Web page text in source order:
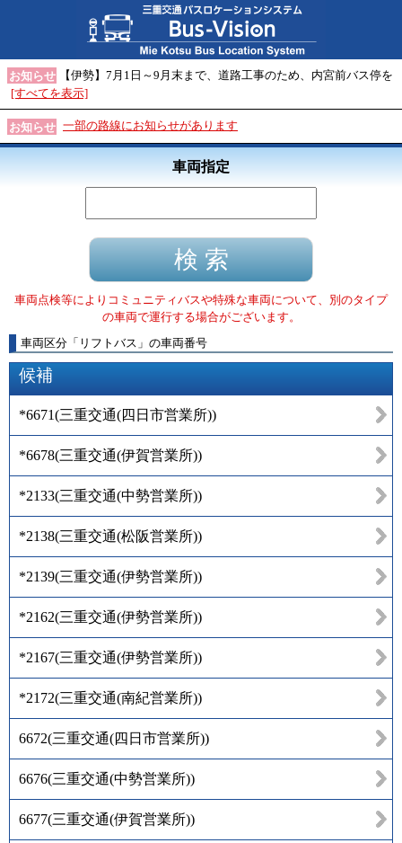
お知らせ
【伊勢】7月1日～9月末まで、道路工事のため、内宮前バス停を
[すべてを表示]
お知らせ 一部の路線にお知らせがあります
車両指定
車両点検等によりコミュニティバスや特殊な車両について、別のタイプ
の車両で運行する場合がございます。
車両区分 「 リフトバス 」 の車両番号
候補
*6671(三重交通(四日市営業所))
*6678(三重交通(伊賀営業所))
*2133(三重交通(中勢営業所))
*2138(三重交通(松阪営業所))
*2139(三重交通(伊勢営業所))
*2162(三重交通(伊勢営業所))
*2167(三重交通(伊勢営業所))
*2172(三重交通(南紀営業所))
6672(三重交通(四日市営業所))
6676(三重交通(中勢営業所))
6677(三重交通(伊賀営業所))